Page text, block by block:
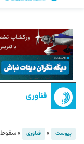
فناوری
پیوست » فناوری »